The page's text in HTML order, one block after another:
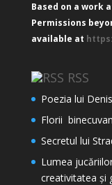
Based on a work
Permissions
available at
RSS
Poezia lui Denis
Florii
Secretul lui
Lumea
creativitatea și